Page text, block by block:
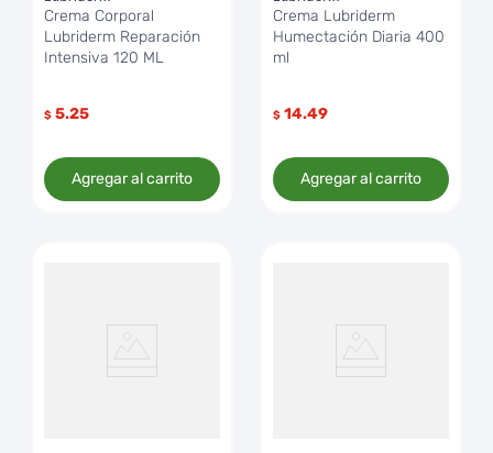
Crema Corporal
Lubriderm Reparación
Intensiva 120 ML
$ 5.25
Agregar al carrito
Crema Lubriderm
Humectación Diaria 400
ml
$ 14.49
Agregar al carrito